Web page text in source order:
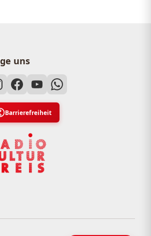
uns
Barrierefreiheit